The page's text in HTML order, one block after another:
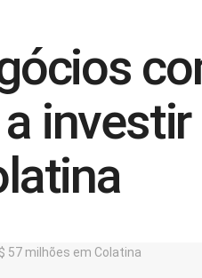
investir